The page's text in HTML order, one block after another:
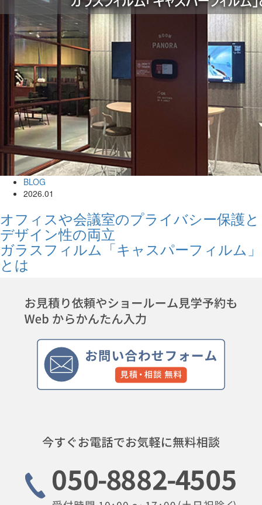
BLOG
2026.01
オフィスや会議室のプライバシー保護と
デザイン性の両立
ガラスフィルム「キャスパーフィルム」
とは